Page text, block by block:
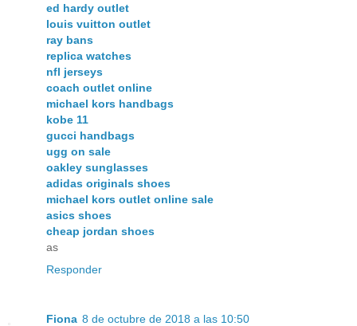
ed hardy outlet
louis vuitton outlet
ray bans
replica watches
nfl jerseys
coach outlet online
michael kors handbags
kobe 11
gucci handbags
ugg on sale
oakley sunglasses
adidas originals shoes
michael kors outlet online sale
asics shoes
cheap jordan shoes
as
Responder
Fiona 8 de octubre de 2018 a las 10:50